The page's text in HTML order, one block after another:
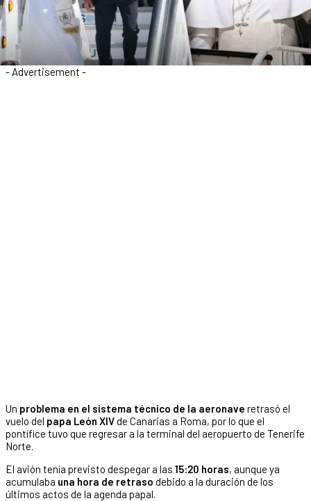
- Advertisement -
Un problema en el sistema técnico de la aeronave retrasó el
vuelo del papa León XIVde Canarias a Roma, por lo que el
pontífice tuvo que regresar a la terminal del aeropuerto de Tenerife
Norte.
El avión tenía previsto despegar a las 15:20 horas, aunque ya
acumulaba una hora de retraso debido a la duración de los
últimos actos de la agenda papal.